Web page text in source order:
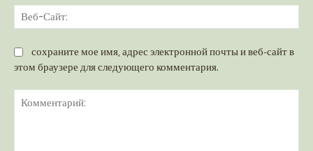
сохраните мое имя, адрес электронной почты и веб-сайт в
этом браузере для следующего комментария.